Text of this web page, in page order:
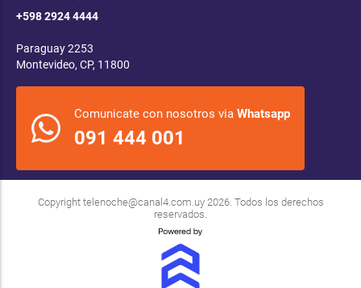
+598 2924 4444
Paraguay 2253
Montevideo, CP, 11800
Comunicate con nosotros via Whatsapp
091 444 001
Copyright telenoche@canal4.com.uy2026. Todos los derechos
reservados.